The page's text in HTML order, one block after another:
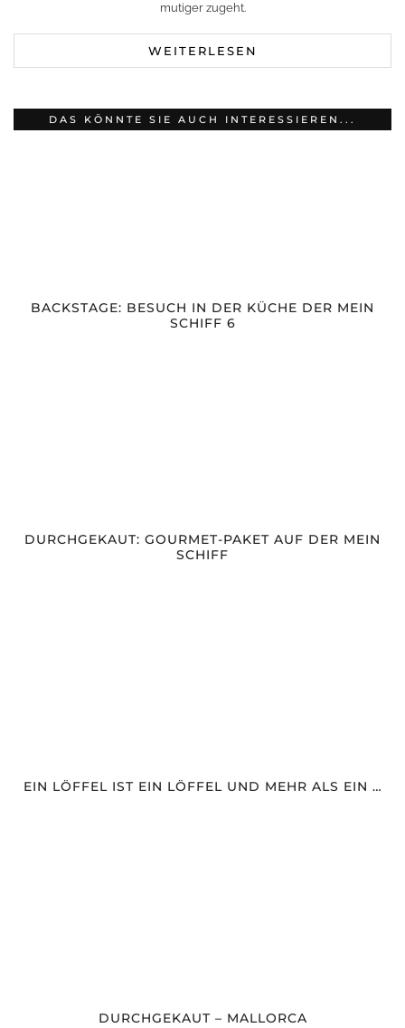
mutiger zugeht.
WEITERLESEN
DAS KÖNNTE SIE AUCH INTERESSIEREN...
BACKSTAGE: BESUCH IN DER KÜCHE DER MEIN
SCHIFF 6
DURCHGEKAUT: GOURMET-PAKET AUF DER MEIN
SCHIFF
EIN LÖFFEL IST EIN LÖFFEL UND MEHR ALS EIN …
DURCHGEKAUT – MALLORCA